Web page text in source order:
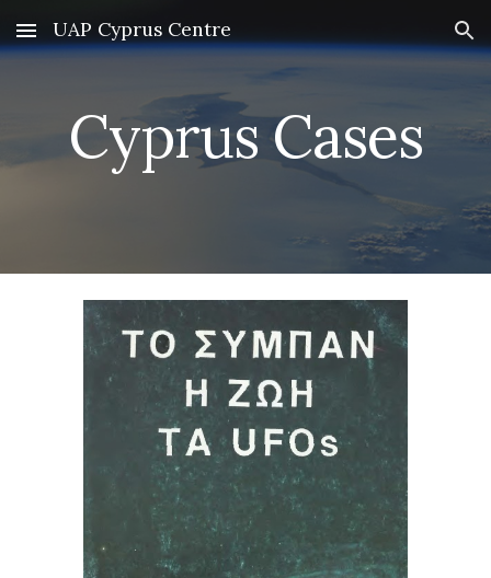
Skip to main content Skip to navigation
UAP Cyprus Centre
Cyprus Cases